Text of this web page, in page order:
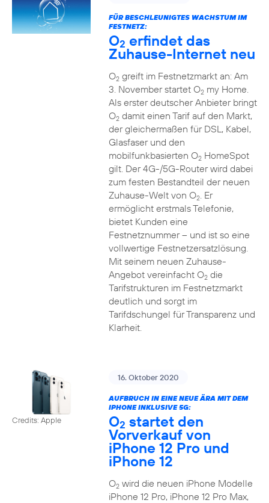
FÜR BESCHLEUNIGTES WACHSTUM IM
FESTNETZ:
O2 erfindet das
Zuhause-Internet neu
O2greift im Festnetzmarkt an: Am
3. November startet O2my Home.
Als erster deutscher Anbieter bringt
O2damit einen Tarif auf den Markt,
der gleichermaßen für DSL, Kabel,
Glasfaser und den
mobilfunkbasierten O2HomeSpot
gilt. Der 4G-/5G-Router wird dabei
zum festen Bestandteil der neuen
Zuhause-Welt von O2. Er
ermöglicht erstmals Telefonie,
bietet Kunden eine
Festnetznummer – und ist so eine
vollwertige Festnetzersatzlösung.
Mit seinem neuen Zuhause-
Angebot vereinfacht O2die
Tarifstrukturen im Festnetzmarkt
deutlich und sorgt im
Tarifdschungel für Transparenz und
Klarheit.
Credits: Apple
16. Oktober 2020
AUFBRUCH IN EINE NEUE ÄRA MIT DEM
IPHONE INKLUSIVE 5G:
O2 startet den
Vorverkauf von
iPhone 12 Pro und
iPhone 12
O2wird die neuen iPhone Modelle
iPhone 12 Pro, iPhone 12 Pro Max,